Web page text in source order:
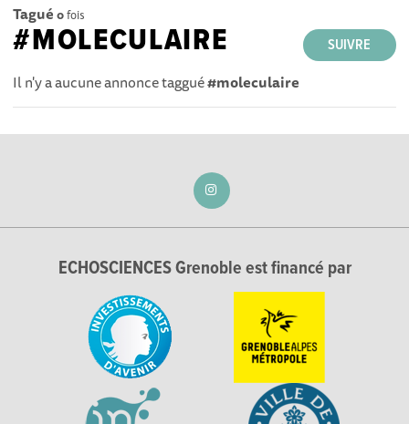
Tagué 0fois
SUIVRE
#MOLECULAIRE
Il n'y a aucune annonce taggué#moleculaire
ECHOSCIENCES Grenoble est financé par